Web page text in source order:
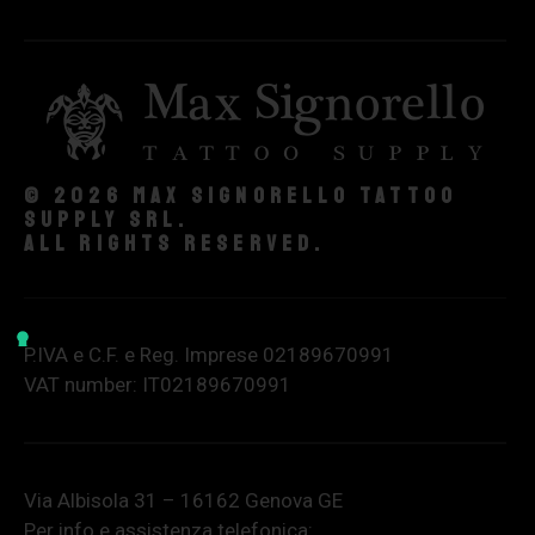
© 2026 Max Signorello Tattoo
supply srl.
All rights reserved.
P.IVA e C.F. e Reg. Imprese 02189670991
VAT number: IT02189670991
Via Albisola 31 – 16162 Genova GE